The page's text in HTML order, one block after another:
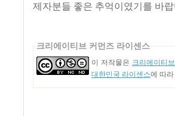
제자분들 좋은 추억이였기를 바
크리에이티브 커먼즈 라이센스
이 저작물은 크리에이티
대한민국 라이센스에 따